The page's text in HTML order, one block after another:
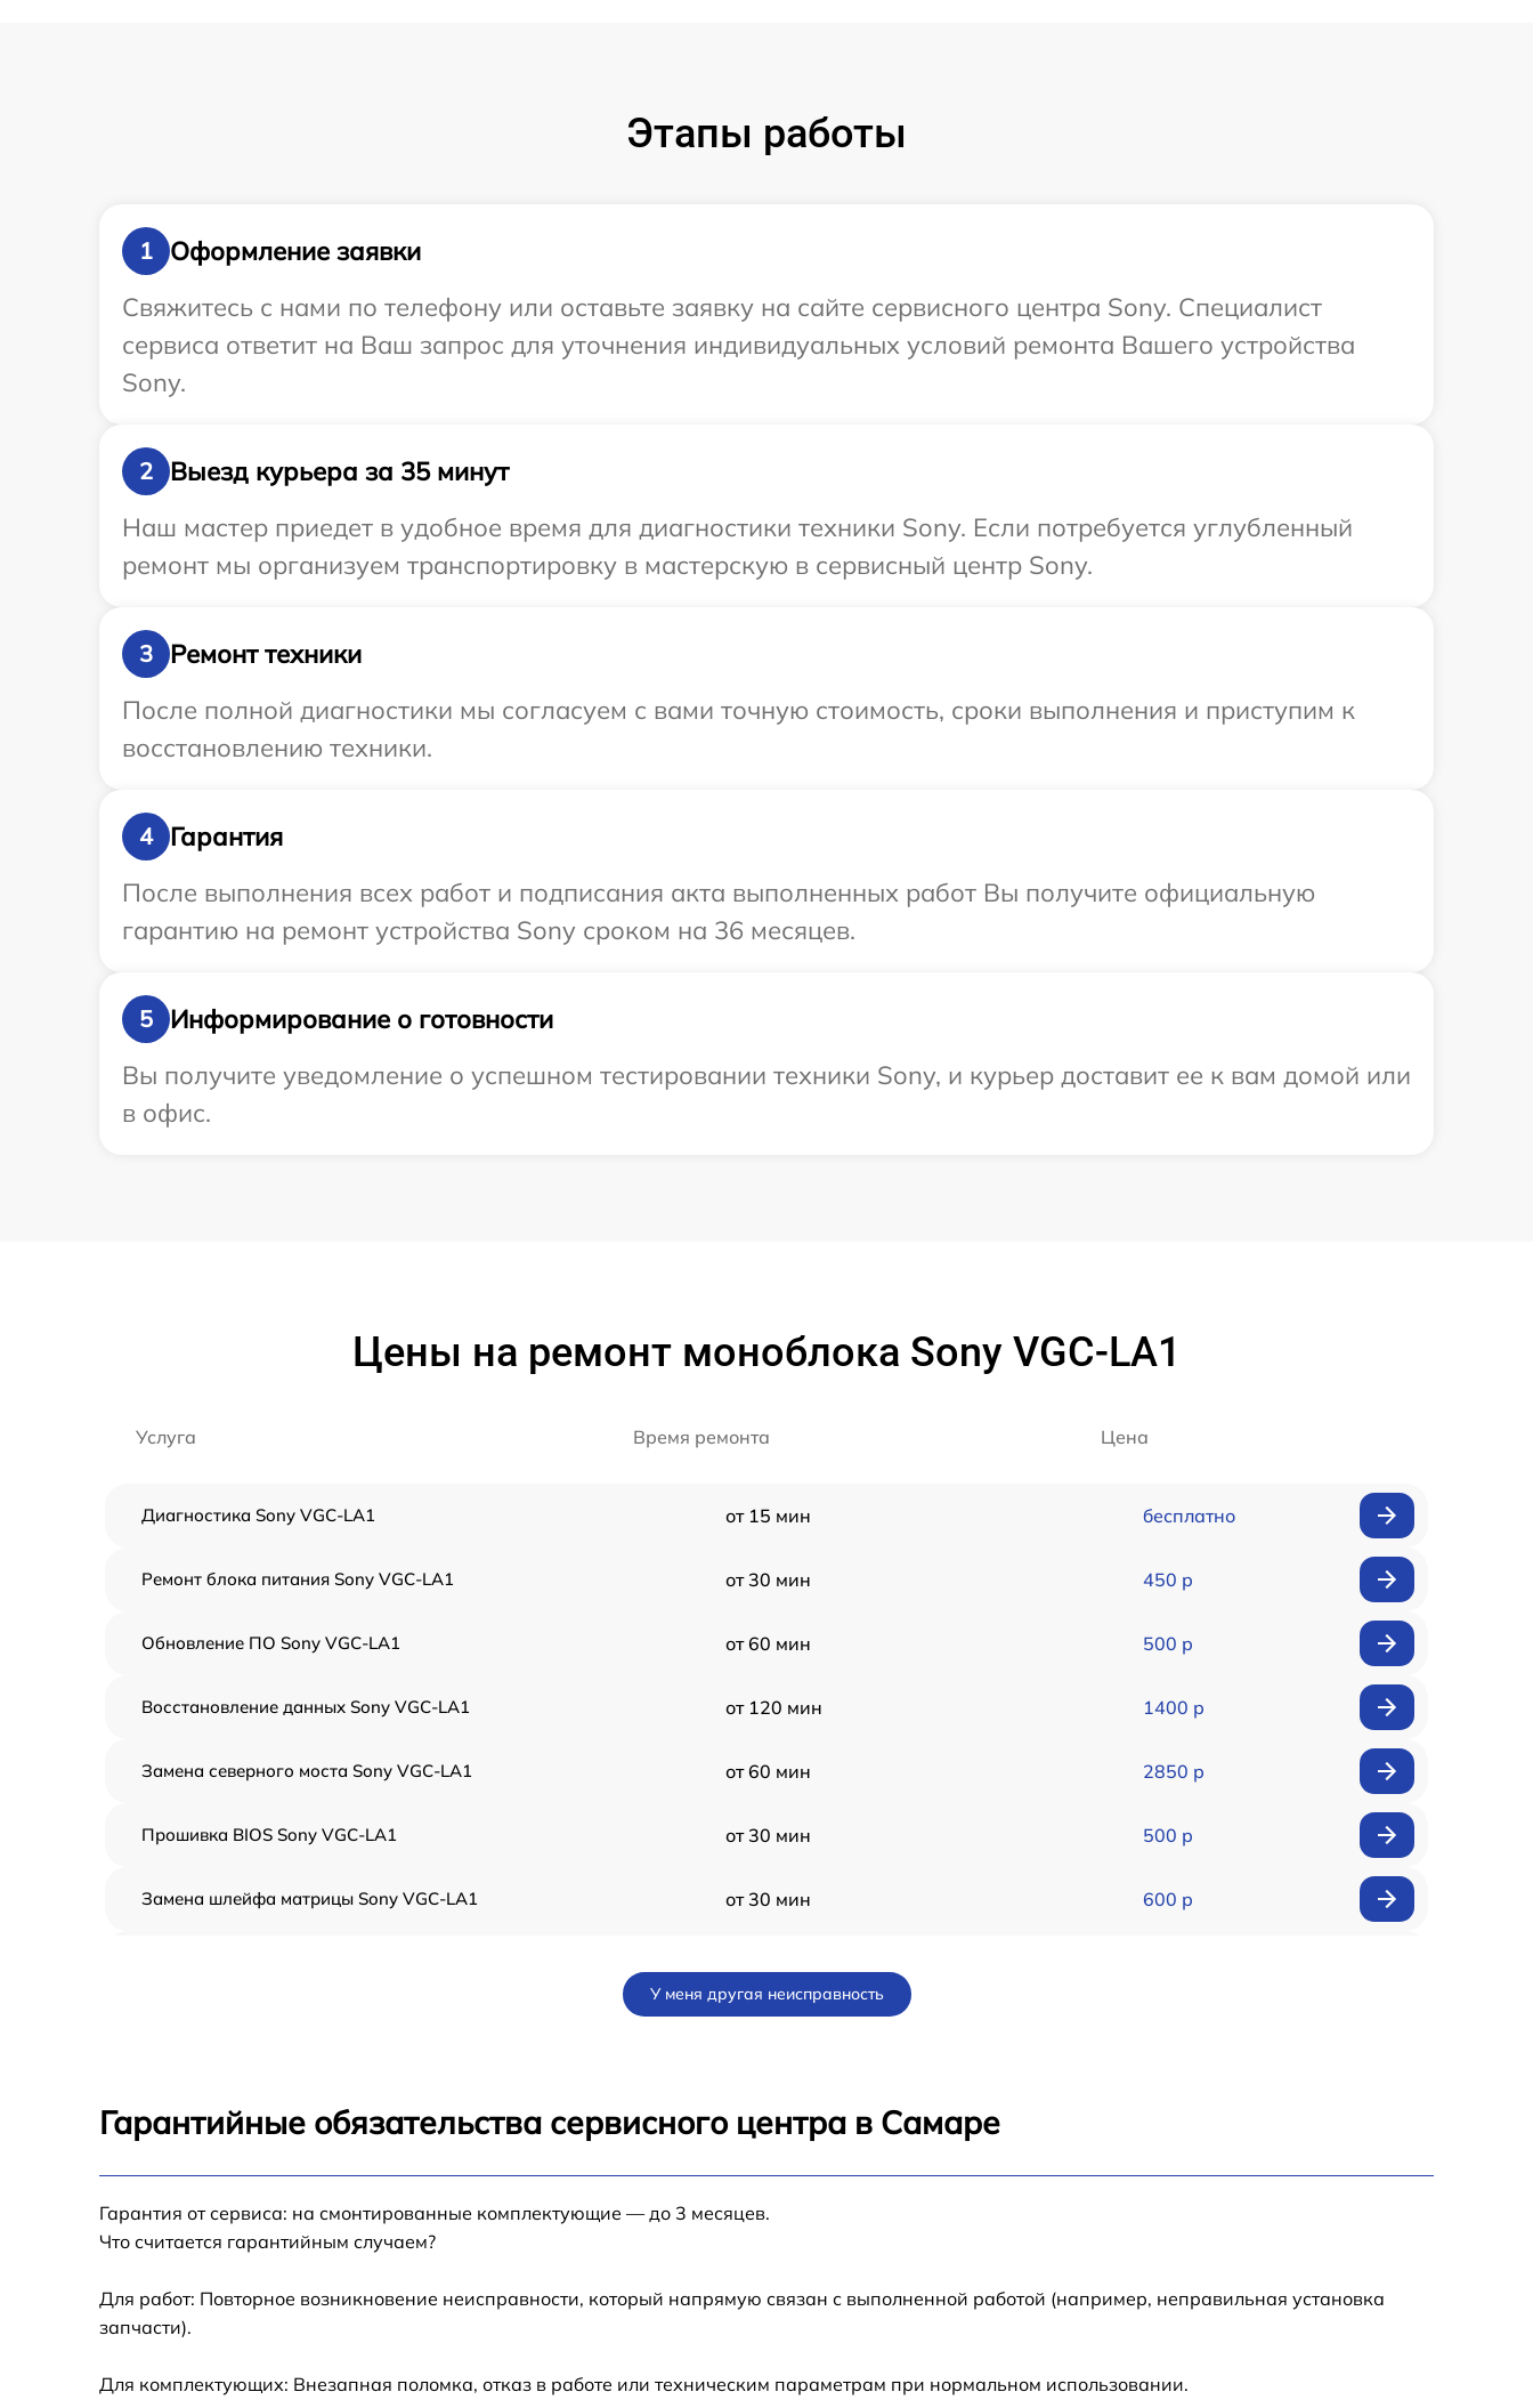
Этапы работы
1
Оформление заявки
Свяжитесь с нами по телефону или оставьте заявку на сайте сервисного центра Sony. Специалист
сервиса ответит на Ваш запрос для уточнения индивидуальных условий ремонта Вашего устройства
Sony.
2
Выезд курьера за 35 минут
Наш мастер приедет в удобное время для диагностики техники Sony. Если потребуется углубленный
ремонт мы организуем транспортировку в мастерскую в сервисный центр Sony.
3
Ремонт техники
После полной диагностики мы согласуем с вами точную стоимость, сроки выполнения и приступим к
восстановлению техники.
4
Гарантия
После выполнения всех работ и подписания акта выполненных работ Вы получите официальную
гарантию на ремонт устройства Sony сроком на 36 месяцев.
5
Информирование о готовности
Вы получите уведомление о успешном тестировании техники Sony, и курьер доставит ее к вам домой или
в офис.
Цены на ремонт моноблока Sony VGC-LA1
Услуга Время ремонта Цена
Диагностика Sony VGC-LA1 от 15 мин бесплатно
Ремонт блока питания Sony VGC-LA1 от 30 мин 450 р
Обновление ПО Sony VGC-LA1 от 60 мин 500 р
Восстановление данных Sony VGC-LA1 от 120 мин 1400 р
Замена северного моста Sony VGC-LA1 от 60 мин 2850 р
Прошивка BIOS Sony VGC-LA1 от 30 мин 500 р
Замена шлейфа матрицы Sony VGC-LA1 от 30 мин 600 р
Замена HDD (замена жёсткого диска) Sony
VGC-LA1
от 60 мин
У меня другая неисправность
Гарантийные обязательства сервисного центра в Самаре
Гарантия от сервиса: на смонтированные комплектующие — до 3 месяцев.
Что считается гарантийным случаем?
Для работ: Повторное возникновение неисправности, который напрямую связан с выполненной работой (например, неправильная установка
запчасти).
Для комплектующих: Внезапная поломка, отказ в работе или техническим параметрам при нормальном использовании.